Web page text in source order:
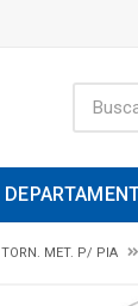
TORN. MET. P/ PIA